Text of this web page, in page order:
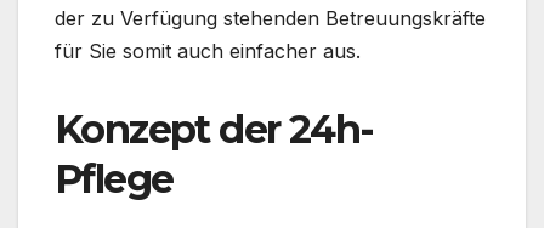
der zu Verfügung stehenden Betreuungskräfte
für Sie somit auch einfacher aus.
Konzept der 24h-
Pflege